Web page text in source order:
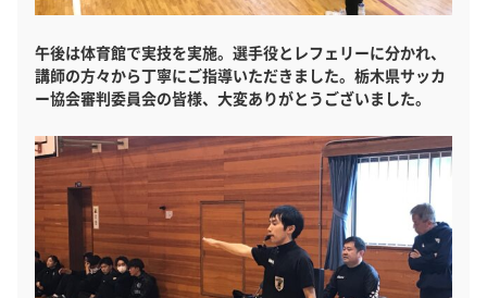
午後は体育館で実技を実施。選手役とレフェリーに分かれ、
講師の方々から丁寧にご指導いただきました。栃木県サッカ
ー協会審判委員会の皆様、大変ありがとうございました。